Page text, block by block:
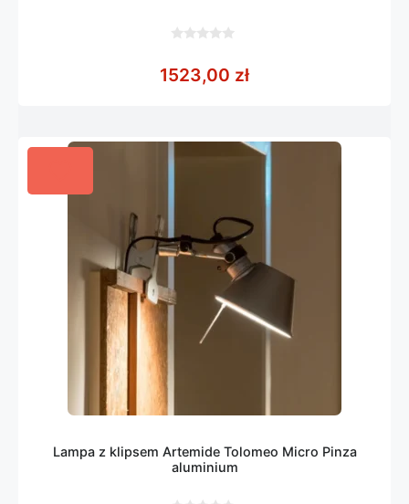
5
1523,00 zł
Lampa z klipsem Artemide Tolomeo Micro Pinza
aluminium